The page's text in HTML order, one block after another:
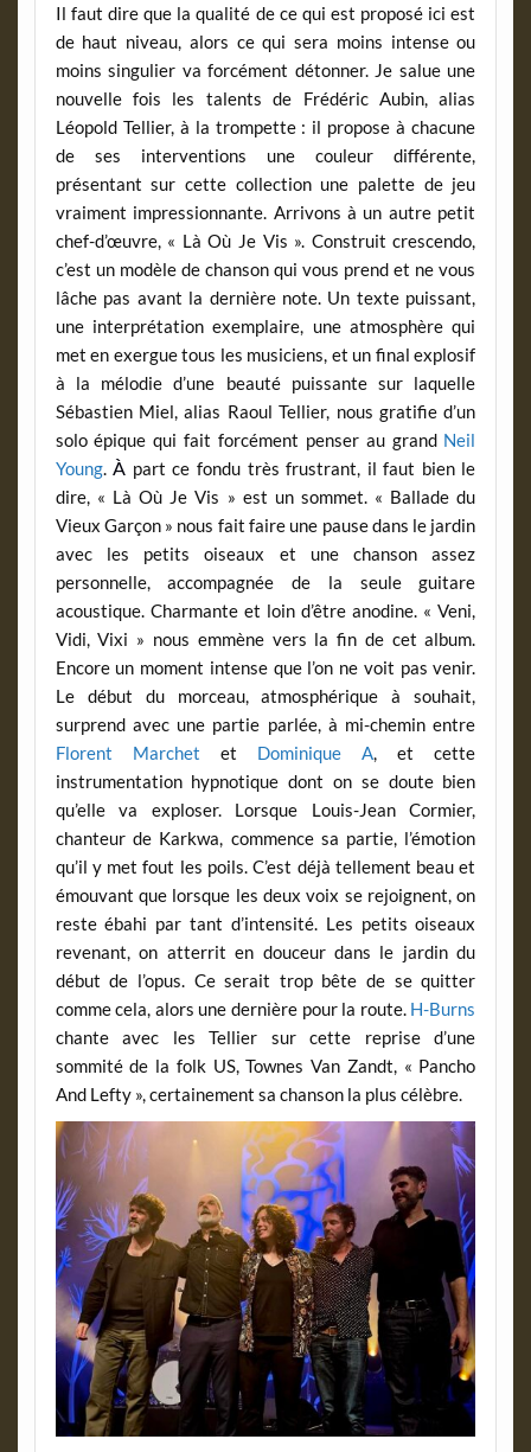
Il faut dire que la qualité de ce qui est proposé ici est
de haut niveau, alors ce qui sera moins intense ou
moins singulier va forcément détonner. Je salue une
nouvelle fois les talents de Frédéric Aubin, alias
Léopold Tellier, à la trompette : il propose à chacune
de ses interventions une couleur différente,
présentant sur cette collection une palette de jeu
vraiment impressionnante. Arrivons à un autre petit
chef-d’œuvre, « Là Où Je Vis ». Construit crescendo,
c’est un modèle de chanson qui vous prend et ne vous
lâche pas avant la dernière note. Un texte puissant,
une interprétation exemplaire, une atmosphère qui
met en exergue tous les musiciens, et un final explosif
à la mélodie d’une beauté puissante sur laquelle
Sébastien Miel, alias Raoul Tellier, nous gratifie d’un
solo épique qui fait forcément penser au grand Neil
Young.À part ce fondu très frustrant, il faut bien le
dire, « Là Où Je Vis » est un sommet. « Ballade du
Vieux Garçon » nous fait faire une pause dans le jardin
avec les petits oiseaux et une chanson assez
personnelle, accompagnée de la seule guitare
acoustique. Charmante et loin d’être anodine. « Veni,
Vidi, Vixi » nous emmène vers la fin de cet album.
Encore un moment intense que l’on ne voit pas venir.
Le début du morceau, atmosphérique à souhait,
surprend avec une partie parlée, à mi-chemin entre
Florent Marchet et Dominique A, et cette
instrumentation hypnotique dont on se doute bien
qu’elle va exploser. Lorsque Louis-Jean Cormier,
chanteur de Karkwa, commence sa partie, l’émotion
qu’il y met fout les poils. C’est déjà tellement beau et
émouvant que lorsque les deux voix se rejoignent, on
reste ébahi par tant d’intensité. Les petits oiseaux
revenant, on atterrit en douceur dans le jardin du
début de l’opus. Ce serait trop bête de se quitter
comme cela, alors une dernière pour la route. H-Burns
chante avec les Tellier sur cette reprise d’une
sommité de la folk US, Townes Van Zandt, « Pancho
And Lefty », certainement sa chanson la plus célèbre.